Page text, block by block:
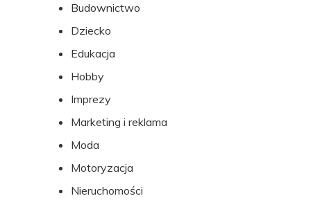
Budownictwo
Dziecko
Edukacja
Hobby
Imprezy
Marketing i reklama
Moda
Motoryzacja
Nieruchomości